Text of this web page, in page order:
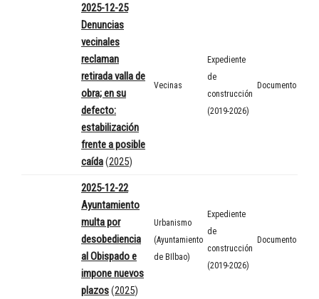
2025-12-25
Denuncias
vecinales
reclaman
retirada valla de
obra; en su
defecto:
estabilización
frente a posible
caída(2025)
Vecinas
Expediente
de
construcción
(2019-2026)
Documento
2025-12-22
Ayuntamiento
multa por
desobediencia
al Obispado e
impone nuevos
plazos(2025)
Urbanismo
(Ayuntamiento
de BIlbao)
Expediente
de
construcción
(2019-2026)
Documento